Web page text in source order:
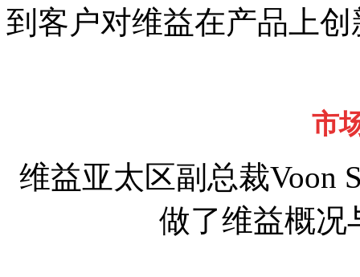
到客户对维益在产品上
市
维益亚太区副总裁Voon
做了维益概况